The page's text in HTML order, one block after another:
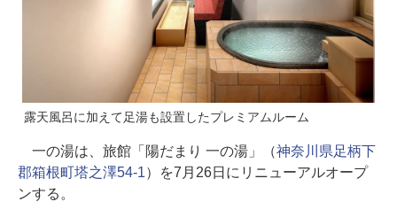
露天風呂に加えて足湯も設置したプレミアムルーム
一の湯は、旅館「陽だまり 一の湯」（神奈川県足柄下
郡箱根町塔之澤54-1）を7月26日にリニューアルオープ
ンする。